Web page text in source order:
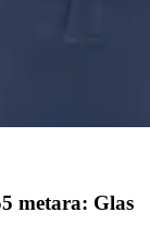
metara: Glas